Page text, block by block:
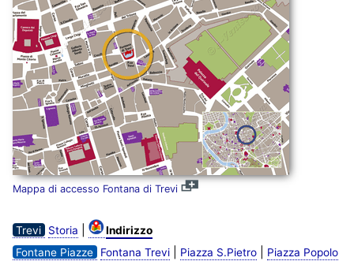
Mappa di accesso Fontana di Trevi
Trevi Storia
Indirizzo
Fontane Piazze
Fontana Trevi| Piazza S.Pietro| Piazza Popolo